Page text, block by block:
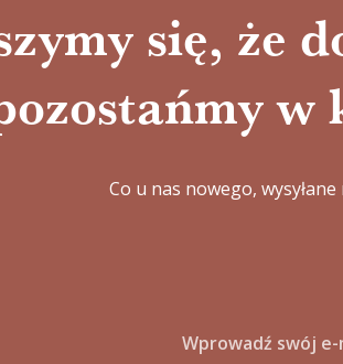
się, że
w
Co u nas nowego,